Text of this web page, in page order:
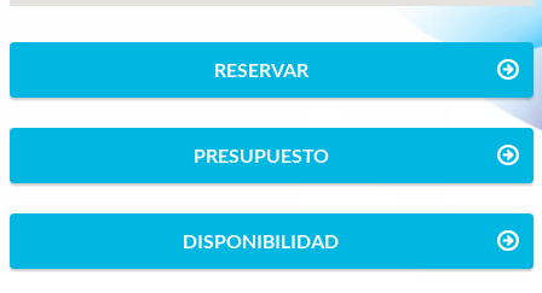
RESERVAR
PRESUPUESTO
DISPONIBILIDAD